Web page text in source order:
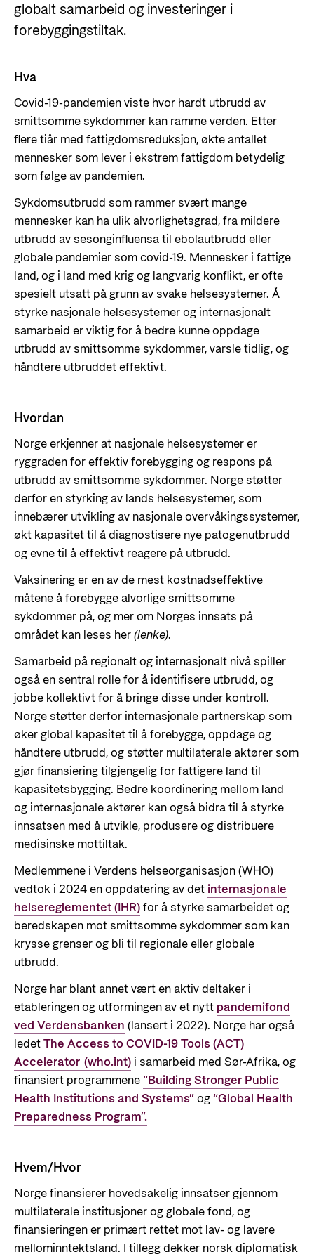
Styresett og økonomisk utvikling
For næringslivet
Nyttige lenker
Viktige dokumenter og lenker
Partnerfordeling
Evalueringer (Norec)
Kontakt
Kontakt oss
Norads Varslingstjeneste
Presse og media
Logo
Postjournal
Personvern
globalt samarbeid og investeringer i
forebyggingstiltak.
Hva
Covid-19-pandemien viste hvor hardt utbrudd av
smittsomme sykdommer kan ramme verden. Etter
flere tiår med fattigdomsreduksjon, økte antallet
mennesker som lever i ekstrem fattigdom betydelig
som følge av pandemien.
Sykdomsutbrudd som rammer svært mange
mennesker kan ha ulik alvorlighetsgrad, fra mildere
utbrudd av sesonginfluensa til ebolautbrudd eller
globale pandemier som covid-19. Mennesker i fattige
land, og i land med krig og langvarig konflikt, er ofte
spesielt utsatt på grunn av svake helsesystemer. Å
styrke nasjonale helsesystemer og internasjonalt
samarbeid er viktig for å bedre kunne oppdage
utbrudd av smittsomme sykdommer, varsle tidlig, og
håndtere utbruddet effektivt.
Hvordan
Norge erkjenner at nasjonale helsesystemer er
ryggraden for effektiv forebygging og respons på
utbrudd av smittsomme sykdommer. Norge støtter
derfor en styrking av lands helsesystemer, som
innebærer utvikling av nasjonale overvåkingssystemer,
økt kapasitet til å diagnostisere nye patogenutbrudd
og evne til å effektivt reagere på utbrudd.
Vaksinering er en av de mest kostnadseffektive
måtene å forebygge alvorlige smittsomme
sykdommer på, og mer om Norges innsats på
området kan leses her(lenke).
Samarbeid på regionalt og internasjonalt nivå spiller
også en sentral rolle for å identifisere utbrudd, og
jobbe kollektivt for å bringe disse under kontroll.
Norge støtter derfor internasjonale partnerskap som
øker global kapasitet til å forebygge, oppdage og
håndtere utbrudd, og støtter multilaterale aktører som
gjør finansiering tilgjengelig for fattigere land til
kapasitetsbygging. Bedre koordinering mellom land
og internasjonale aktører kan også bidra til å styrke
innsatsen med å utvikle, produsere og distribuere
medisinske mottiltak.
Medlemmene i Verdens helseorganisasjon (WHO)
vedtok i 2024 en oppdatering av detinternasjonale
helsereglementet (IHR)for å styrke samarbeidet og
beredskapen mot smittsomme sykdommer som kan
krysse grenser og bli til regionale eller globale
utbrudd.
Norge har blant annet vært en aktiv deltaker i
etableringen og utformingen av et nytt pandemifond
ved Verdensbanken (lansert i 2022). Norge har også
ledetThe Access to COVID-19 Tools (ACT)
Accelerator (who.int) i samarbeid med Sør-Afrika, og
finansiert programmene “Building Stronger Public
Health Institutions and Systems”og “Global Health
Preparedness Program”.
Hvem/Hvor
Norge finansierer hovedsakelig innsatser gjennom
multilaterale institusjoner og globale fond, og
finansieringen er primært rettet mot lav- og lavere
mellominntektsland. I tillegg dekker norsk diplomatisk